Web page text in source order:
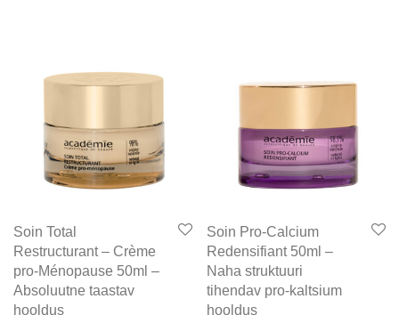
Soin Total
Restructurant – Crème
pro-Ménopause 50ml –
Absoluutne taastav
hooldus
Soin Pro-Calcium
Redensifiant 50ml –
Naha struktuuri
tihendav pro-kaltsium
hooldus